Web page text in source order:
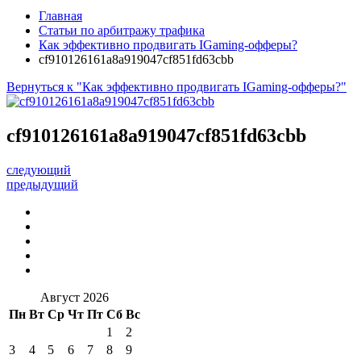
Главная
Статьи по арбитражу трафика
Как эффективно продвигать IGaming-офферы?
cf910126161a8a919047cf851fd63cbb
Вернуться к "Как эффективно продвигать IGaming-офферы?"
cf910126161a8a919047cf851fd63cbb
следующий
предыдущий
Август 2026
Пн Вт Ср Чт Пт Сб Вс
1
2
3
4 5 6 7 8
9